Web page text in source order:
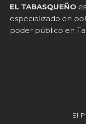
EL TABASQUEÑO
especializado en
poder público en
El